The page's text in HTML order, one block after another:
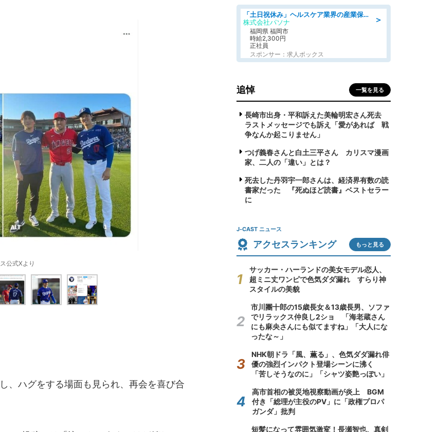
公式Xより
、ハグをする場面も見られ、再会を喜び合
＞
「土日祝休み」ヘルスケア業界の産業保健師/高時給/未経験OK/要資格:保健師、正看護師
株式会社パソナ
福岡県 福岡市
時給2,300円
正社員
スポンサー：求人ボックス
追悼 一覧を見る
長崎市出身・平和訴えた美輪明宏さん死去
ラストメッセージでも訴え「愛があれば 戦
争なんか起こりません」
つげ義春さんと白土三平さん カリスマ漫画
家、二人の「違い」とは？
死去した丹羽宇一郎さんは、経済界有数の読
書家だった 『死ぬほど読書』ベストセラー
に
J-CAST ニュース
アクセスランキング もっと見る
サッカー・ハーランドの美女モデル恋人、
超ミニ丈ワンピで色気ダダ漏れ すらり神
スタイルの美貌
市川團十郎の15歳長女＆13歳長男、ソファ
でリラックス仲良し2ショ 「海老蔵さん
にも麻央さんにも似てますね」「大人にな
ったな～」
NHK朝ドラ「風、薫る」、色気ダダ漏れ俳
優の強烈インパクト登場シーンに沸く
「苦しそうなのに」「シャツ姿艶っぽい」
高市首相の被災地視察動画が炎上 BGM
付き「総理が主役のPV」に「政権プロパ
ガンダ」批判
短髪になって雰囲気激変！長瀬智也、真剣